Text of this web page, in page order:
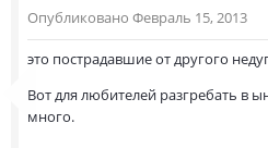
Опубликовано Февраль 15, 2013
это пострадавшие от другого
Вот для любителей разгребать в
много.